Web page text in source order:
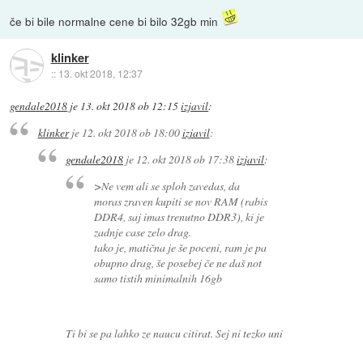
če bi bile normalne cene bi bilo 32gb min
klinker
:: 13. okt 2018, 12:37
gendale2018 je 13. okt 2018 ob 12:15izjavil:
klinkerje 12. okt 2018 ob 18:00izjavil:
gendale2018 je 12. okt 2018 ob 17:38izjavil:
>Ne vem ali se sploh zavedas, da
moras zraven kupiti se nov RAM (rabis
DDR4, saj imas trenutno DDR3), ki je
zadnje case zelo drag.
tako je, matična je še poceni, ram je pa
obupno drag, še posebej če ne daš not
samo tistih minimalnih 16gb
Ti bi se pa lahko ze naucu citirat. Sej ni tezko uni